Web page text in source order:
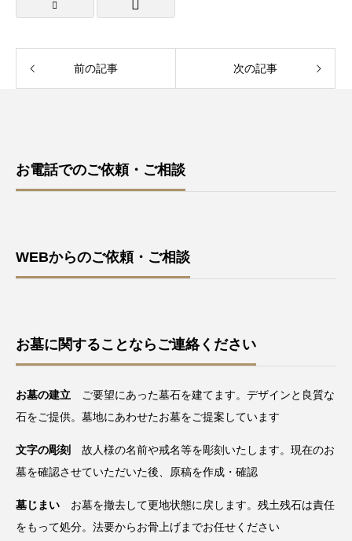
前の記事 次の記事
お電話でのご依頼・ご相談
WEBからのご依頼・ご相談
お墓に関することならご連絡ください
お墓の建立 ご要望にあった墓石を建てます。デザインと良質な
石をご提供。墓地にあわせたお墓をご提案しています
文字の彫刻
故人様の名前や戒名等を彫刻いたします。現在のお
墓を確認させていただいた後、原稿を作成・確認
墓じまい お墓を撤去して更地状態に戻します。残土残石は責任
をもって処分。法要からお骨上げまでお任せください